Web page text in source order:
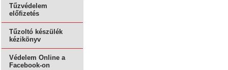
Tűzvédelem
előfizetés
Tűzoltó készülék
kézikönyv
Védelem Online a
Facebook-on